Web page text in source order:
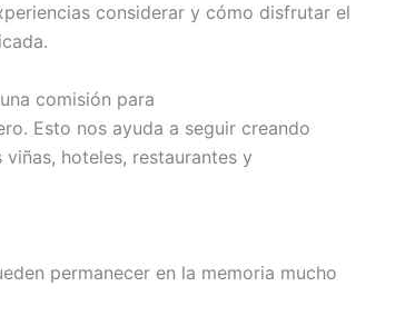
considerar y cómo disfrutar el
comisión para
Esto nos ayuda a seguir creando
hoteles, restaurantes y
permanecer en la memoria mucho